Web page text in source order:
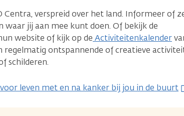
Centra, verspreid over het land. Informeer of
jij aan mee kunt doen. Of bekijk de
website of kijk op de Activiteitenkalender
regelmatig ontspannende of creatieve
schilderen.
leven met en na kanker bij jou in de buurt